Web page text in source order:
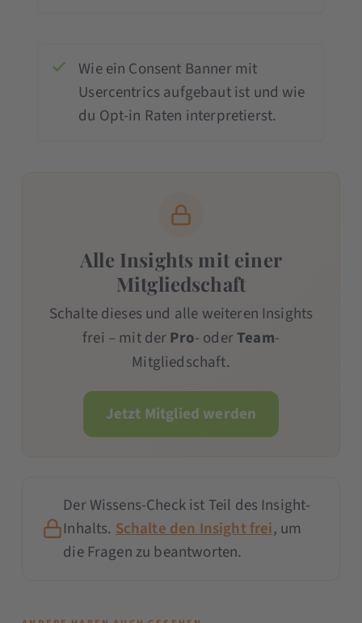
Wie ein Consent Banner mit
Usercentrics aufgebaut ist und wie
du Opt-in Raten interpretierst.
Alle Insights mit einer
Mitgliedschaft
Schalte dieses und alle weiteren Insights
frei – mit derPro- oderTeam-
Mitgliedschaft.
Jetzt Mitglied werden
Der Wissens-Check ist Teil des Insight-
Inhalts. Schalte den Insight frei, um
die Fragen zu beantworten.